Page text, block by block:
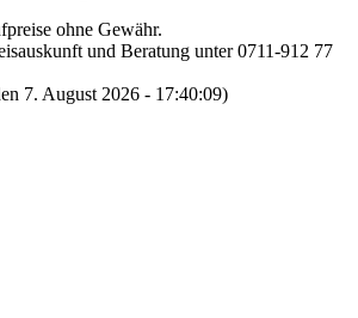
ohne Gewähr.
und Beratung unter 0711-912 77
7. August 2026 - 17:40:09)